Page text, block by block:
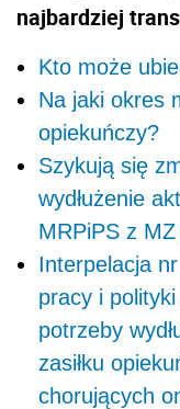
najbardziej
Kto może
Na jaki okres
opiekuńczy?
Szykują się
wydłużenie
MRPiPS z
Interpelacja
pracy i
potrzeby
zasiłku
chorujących